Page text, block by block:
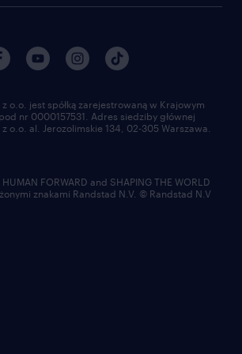
o.o. jest spółką zarejestrowaną w Krajowym
nr 0000157531. Adres siedziby głównej
o.o. al. Jerozolimskie 134, 02-305 Warszawa.
, HUMAN FORWARD and SHAPING THE WORLD
znakami Randstad N.V. © Randstad N.V